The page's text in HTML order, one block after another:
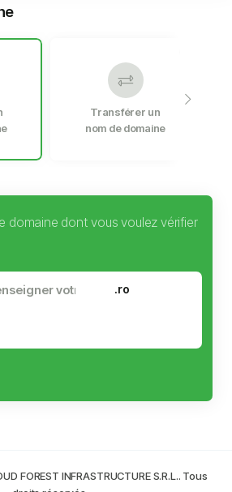
Transférer un
nom de domaine
domaine dont vous voulez vérifier
.ro
FOREST INFRASTRUCTURE S.R.L.. Tous